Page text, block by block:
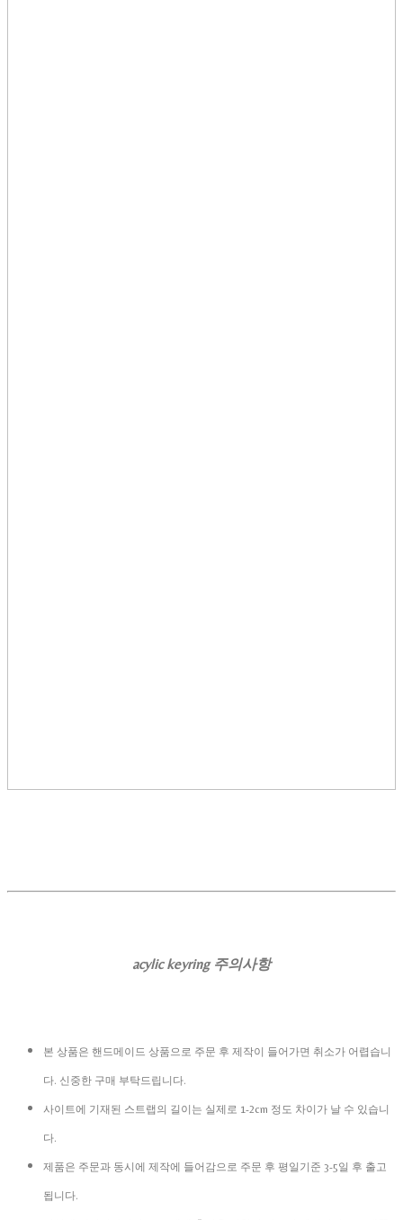
acylic keyring 주의사항
본 상품은 핸드메이드 상품으로 주문 후 제작이 들어가면 취소가 어렵습니
다. 신중한 구매 부탁드립니다.
사이트에 기재된 스트랩의 길이는 실제로 1-2cm 정도 차이가 날 수 있습니
다.
제품은 주문과 동시에 제작에 들어감으로 주문 후 평일기준 3-5일 후 출고
됩니다.